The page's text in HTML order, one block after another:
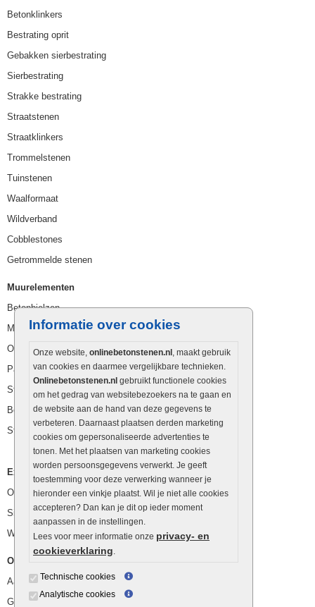
Informatie over cookies
Onze website, onlinebetonstenen.nl , maakt gebruik
van cookies en daarmee vergelijkbare technieken.
Onlinebetonstenen.nl gebruikt functionele cookies
om het gedrag van websitebezoekers na te gaan en
de website aan de hand van deze gegevens te
verbeteren. Daarnaast plaatsen derden marketing
cookies om gepersonaliseerde advertenties te
tonen. Met het plaatsen van marketing cookies
worden persoonsgegevens verwerkt. Je geeft
toestemming voor deze verwerking wanneer je
hieronder een vinkje plaatst. Wil je niet alle cookies
accepteren? Dan kan je dit op ieder moment
aanpassen in de instellingen.
Lees voor meer informatie onze privacy- en
cookieverklaring.
Technische cookies
Analytische cookies
Betonklinkers
Bestrating oprit
Gebakken sierbestrating
Sierbestrating
Strakke bestrating
Straatstenen
Straatklinkers
Trommelstenen
Tuinstenen
Waalformaat
Wildverband
Cobblestones
Getrommelde stenen
Muurelementen
Betonbielzen
Muurstenen
Opsluitbanden
Palissaden
Stapelblokken
Betonblokken
Stapelstenen
Extra benodigdheden
Ophoogzand
Siergrind en siersplit
Waterafvoer
Overig
Aanbiedingen
Goedkope bestrating